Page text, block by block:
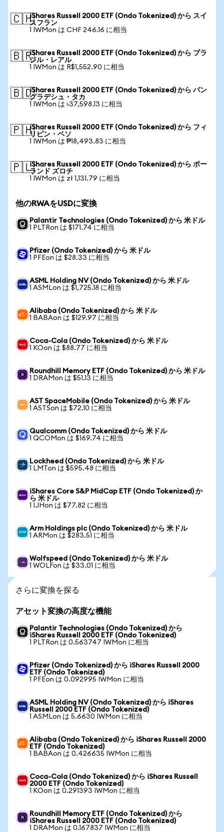
🇨🇭iShares Russell 2000 ETF (Ondo Tokenized) から スイ
スフラン
1 IWMon は CHF 246.16 に相当
🇧🇷iShares Russell 2000 ETF (Ondo Tokenized) から ブラ
ジル・レアル
1 IWMon は R$1,552.90 に相当
🇧🇩iShares Russell 2000 ETF (Ondo Tokenized) から バン
グラデシュ・タカ
1 IWMon は ৳37,598.13 に相当
🇵🇭iShares Russell 2000 ETF (Ondo Tokenized) から フィ
リピン・ペソ
1 IWMon は ₱18,493.83 に相当
🇵🇱iShares Russell 2000 ETF (Ondo Tokenized) から ポー
ランド ズロチ
1 IWMon は zł 1,131.79 に相当
他のRWAをUSDに変換
Palantir Technologies (Ondo Tokenized) から 米ドル
1 PLTRon は $171.74 に相当
Pfizer (Ondo Tokenized) から 米ドル
1 PFEon は $28.33 に相当
ASML Holding NV (Ondo Tokenized) から 米ドル
1 ASMLon は $1,725.18 に相当
Alibaba (Ondo Tokenized) から 米ドル
1 BABAon は $129.97 に相当
Coca-Cola (Ondo Tokenized) から 米ドル
1 KOon は $88.77 に相当
Roundhill Memory ETF (Ondo Tokenized) から 米ドル
1 DRAMon は $51.13 に相当
AST SpaceMobile (Ondo Tokenized) から 米ドル
1 ASTSon は $72.10 に相当
Qualcomm (Ondo Tokenized) から 米ドル
1 QCOMon は $169.74 に相当
Lockheed (Ondo Tokenized) から 米ドル
1 LMTon は $595.48 に相当
iShares Core S&P MidCap ETF (Ondo Tokenized) か
ら 米ドル
1 IJHon は $77.82 に相当
Arm Holdings plc (Ondo Tokenized) から 米ドル
1 ARMon は $283.51 に相当
Wolfspeed (Ondo Tokenized) から 米ドル
1 WOLFon は $33.01 に相当
さらに変換を探る
アセット変換の高度な機能
Palantir Technologies (Ondo Tokenized) から
iShares Russell 2000 ETF (Ondo Tokenized)
1 PLTRon は 0.563747 IWMon に相当
Pfizer (Ondo Tokenized) から iShares Russell 2000
ETF (Ondo Tokenized)
1 PFEon は 0.092995 IWMon に相当
ASML Holding NV (Ondo Tokenized) から iShares
Russell 2000 ETF (Ondo Tokenized)
1 ASMLon は 5.6630 IWMon に相当
Alibaba (Ondo Tokenized) から iShares Russell 2000
ETF (Ondo Tokenized)
1 BABAon は 0.426635 IWMon に相当
Coca-Cola (Ondo Tokenized) から iShares Russell
2000 ETF (Ondo Tokenized)
1 KOon は 0.291393 IWMon に相当
Roundhill Memory ETF (Ondo Tokenized) から
iShares Russell 2000 ETF (Ondo Tokenized)
1 DRAMon は 0.167837 IWMon に相当